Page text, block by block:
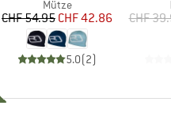
Produktgruppe
Mütze
Preis
CHF 54.95 reduzierter Preis
CHF 42.86
5.0(2)
CHF